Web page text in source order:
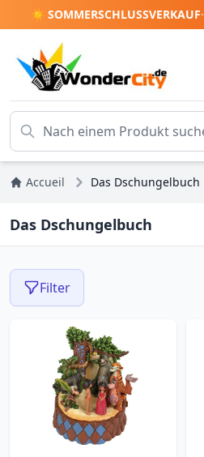
☀️ SOMMERSCHLUSSVERKAUF·
Accueil Das Dschungelbuch
Das Dschungelbuch
Filter